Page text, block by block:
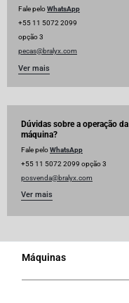
Fale peloWhatsApp
+55 11 5072 2099
opção 3
pecas@bralyx.com
Ver mais
Dúvidas sobre a operação da
máquina?
Fale peloWhatsApp
+55 11 5072 2099 opção 3
posvenda@bralyx.com
Ver mais
Máquinas